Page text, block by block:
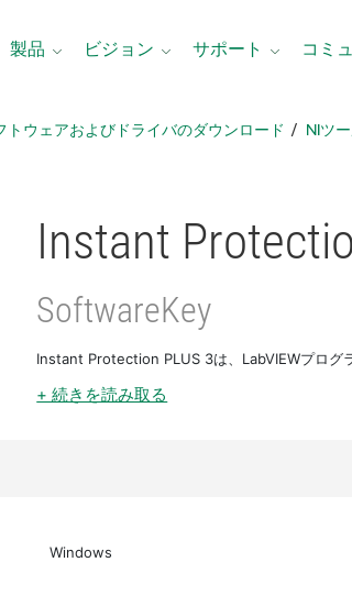
製品 ビジョン サポート コミ
トウェアおよびドライバのダウンロード NIツ
Instant
SoftwareKey
Instant Protection PLUS 3は、LabVIEWプログ
+ 続きを読み取る
Windows